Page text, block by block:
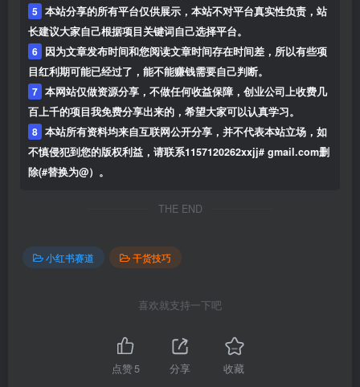
5 本站分享的所有平台仅供展示，本站不对平台真实性负责，站
长建议大家自己根据项目关键词自己选择平台。
6 因为文章发布时间和您阅读文章时间存在时间差，所以有些项
目红利期可能已经过了，能不能赚钱需要自己判断。
7 本网站仅做资源分享，不做任何收益保障，创业公司上收费几
百上千的项目我免费分享出来的，希望大家可以认真学习。
8 本站所有资料均来自互联网公开分享，并不代表本站立场，如
不慎侵犯到您的版权利益，请联系1157120262xxjj# gmail.com删
除(#替换为@）。
THE END
小红书赛道 干货技巧
喜欢就支持一下吧
点赞5 分享 收藏